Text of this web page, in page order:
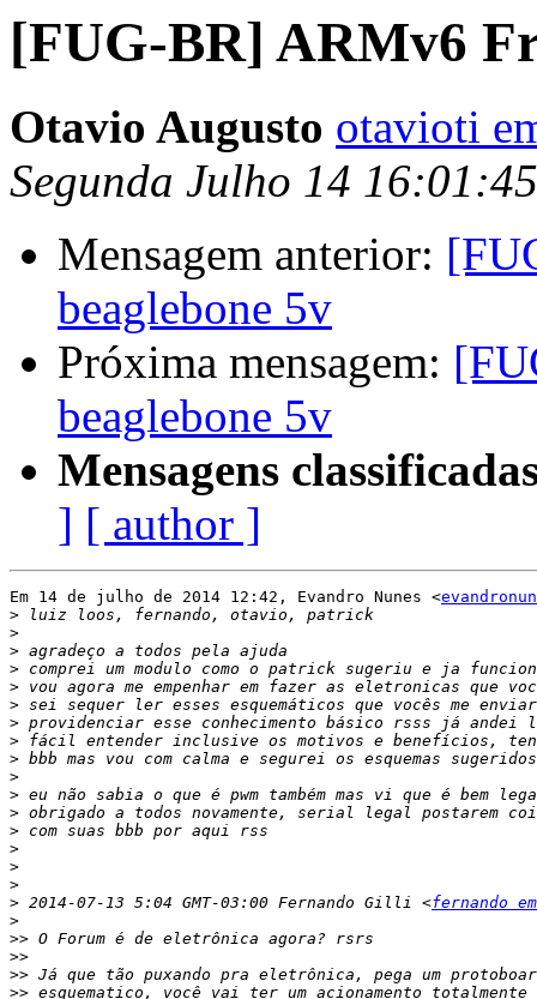
[FUG-BR] ARMv6
Otavio Augusto otavioti
Segunda Julho 14
Mensagem anterior:
beaglebone 5v
Próxima mensagem:
beaglebone 5v
Mensagens
] [ author ]
Em 14 de julho de 2014 12:42, Evandro Nunes <
>
>
>
>
>
>
>
>
>
>
>
>
>
>
>
>
> 2014-07-13 5:04 GMT-03:00 Fernando Gilli <fernando
>
>>
>>
>>
>>